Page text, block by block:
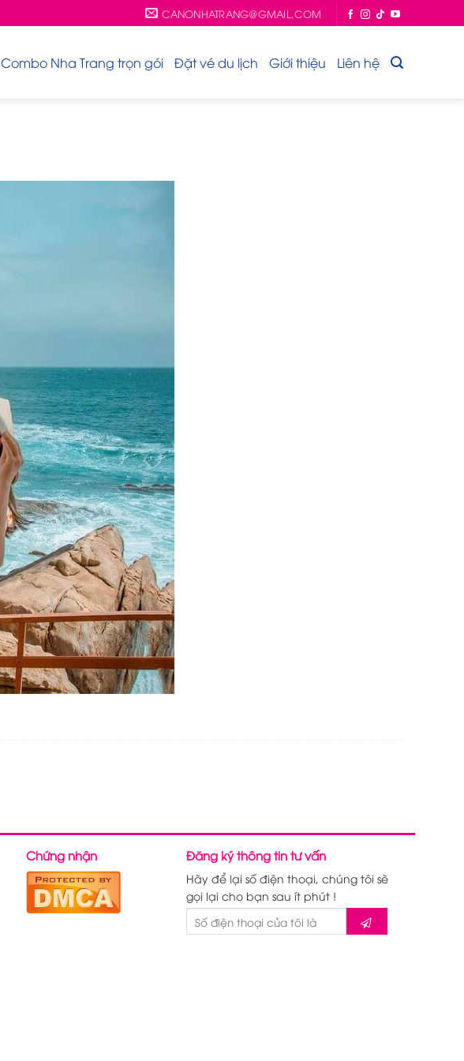
CANONHATRANG@GMAIL.COM
Combo Nha Trang trọn gói Đặt vé du lịch Giới thiệu Liên hệ
Chứng nhận Đăng ký thông tin tư vấn
Hãy để lại số điện thoại, chúng tôi sẽ
gọi lại cho bạn sau ít phút !